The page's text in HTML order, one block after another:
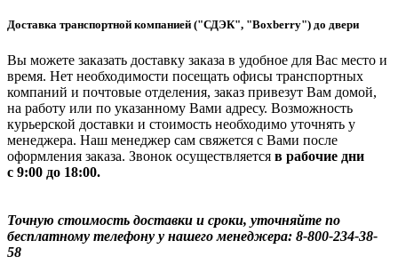
Доставка транспортной компанией ("СДЭК", "Boxberry") до двери
Вы можете заказать доставку заказа в удобное для Вас место и
время. Нет необходимости посещать офисы транспортных
компаний и почтовые отделения, заказ привезут Вам домой,
на работу или по указанному Вами адресу. Возможность
курьерской доставки и стоимость необходимо уточнять у
менеджера. Наш менеджер сам свяжется с Вами после
оформления заказа. Звонок осуществляется в рабочие дни
с 9:00 до 18:00.
Точную стоимость доставки и сроки, уточняйте по
бесплатному телефону у нашего менеджера: 8-800-234-38-
58